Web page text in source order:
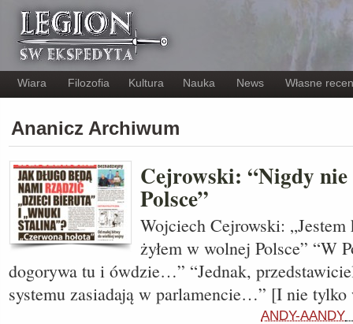
Wiara Filozofia Kultura Nauka News Własne
Ananicz Archiwum
Cejrowski: “Nigdy nie
Polsce”
Wojciech Cejrowski:
żyłem w wolnej Polsce” “W
dogorywa tu i ówdzie…” “Jednak,
systemu zasiadają w parlamencie…” [I nie
ANDY-AANDY